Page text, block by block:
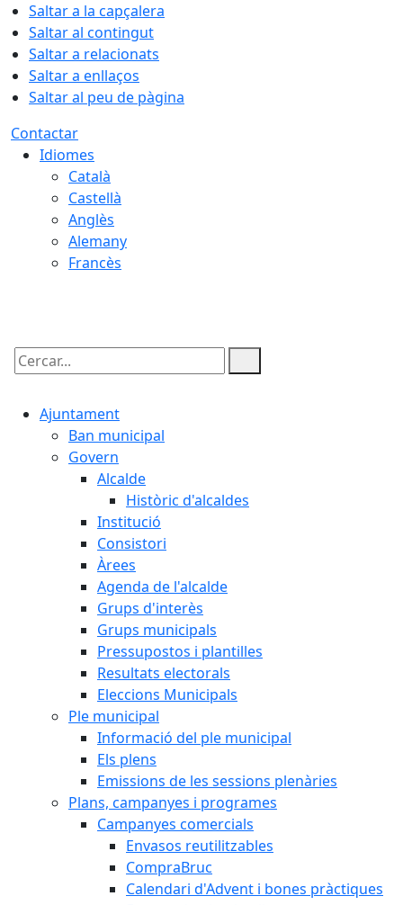
Saltar a la capçalera
Saltar al contingut
Saltar a relacionats
Saltar a enllaços
Saltar al peu de pàgina
Contactar
Idiomes
Català
Castellà
Anglès
Alemany
Francès
Cercar:
Ajuntament
Ban municipal
Govern
Alcalde
Històric d'alcaldes
Institució
Consistori
Àrees
Agenda de l'alcalde
Grups d'interès
Grups municipals
Pressupostos i plantilles
Resultats electorals
Eleccions Municipals
Ple municipal
Informació del ple municipal
Els plens
Emissions de les sessions plenàries
Plans, campanyes i programes
Campanyes comercials
Envasos reutilitzables
CompraBruc
Calendari d'Advent i bones pràctiques